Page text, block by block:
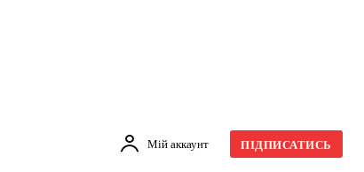
Мій аккаунт ПІДПИСАТИСЬ